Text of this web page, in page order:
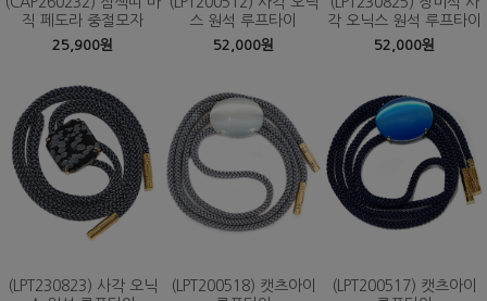
직 페도라 중절모자
25,900원
스 원석 루프타이
52,000원
각 오닉스 원석 루프타이
52,000원
(LPT230823) 사각 오닉
(LPT200518) 캣츠아이
(LPT200517) 캣츠아이